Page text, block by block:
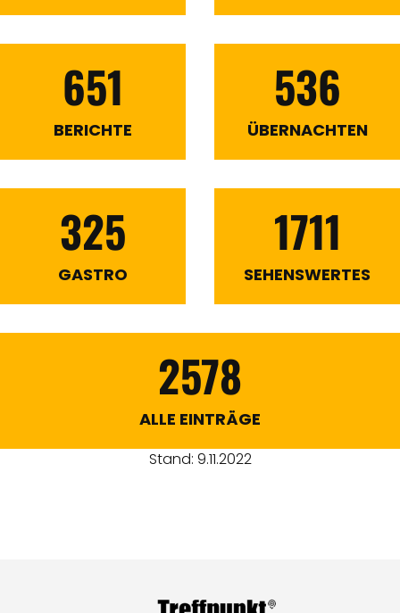
651
BERICHTE
536
ÜBERNACHTEN
325
GASTRO
1711
SEHENSWERTES
2578
ALLE EINTRÄGE
Stand: 9.11.2022